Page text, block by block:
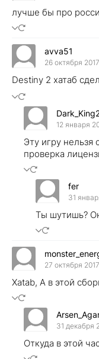
лучше бы про
avva51
26 октября
Destiny 2 хатаб
12 января
Эту игру нельзя
проверка
fer
31
Ты шутишь?
27 октября
Xatab, А в этой
31 декабря
Откуда в этой